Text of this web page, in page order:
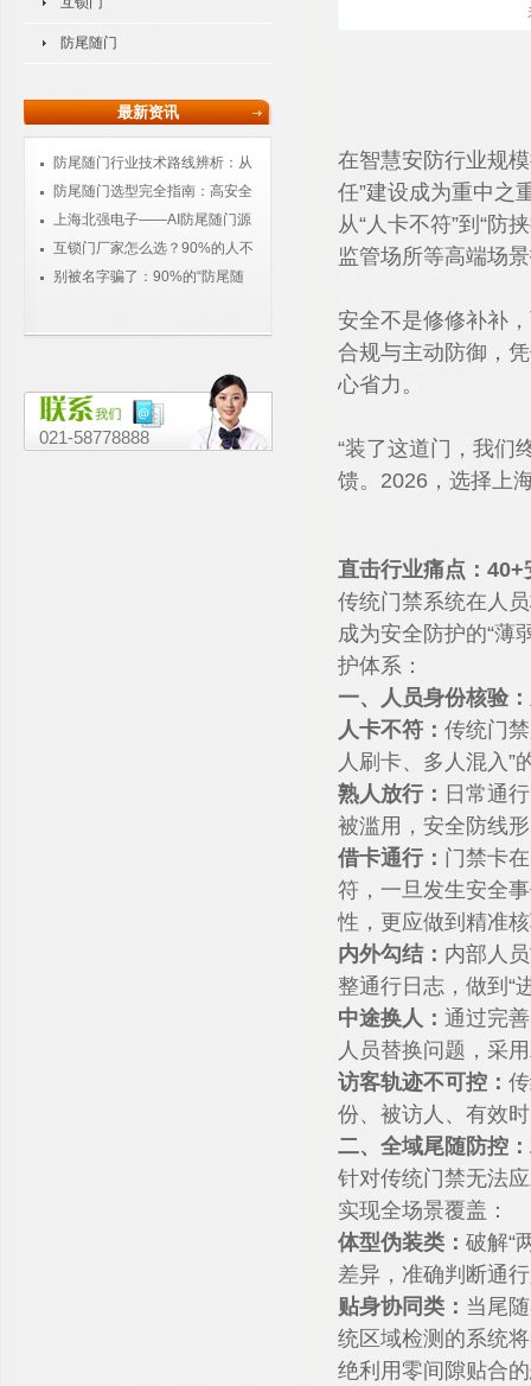
防尾随门
最新资讯
防尾随门行业技术路线辨析：从
物理隔离到智能感知的进化
防尾随门选型完全指南：高安全
场所采购必读
上海北强电子——AI防尾随门源
头厂家，核心技术自主可控
互锁门厂家怎么选？90%的人不
知道：普通互锁门根本防不住尾随
别被名字骗了：90%的“防尾随
真相
021-58778888
在智慧安防行业规
任”建设成为重中之
从“人卡不符”到“防
监管场所等高端场
安全不是修修补补
合规与主动防御，
心省力。
“装了这道门，我们
馈。2026，选择上
直击行业痛点：
传统门禁系统在人
成为安全防护的“薄
护体系：
一、人员身份核验
人卡不符： 传统门
人刷卡、多人混入”
熟人放行： 日常通
被滥用，安全防线
借卡通行： 门禁卡
符，一旦发生安全
性，更应做到精准
内外勾结： 内部人
整通行日志，做到“
中途换人： 通过完
人员替换问题，采
访客轨迹不可控：
份、被访人、有效
二、全域尾随防控
针对传统门禁无法
实现全场景覆盖：
体型伪装类： 破解“
差异，准确判断通
贴身协同类： 当尾
统区域检测的系统
绝利用零间隙贴合